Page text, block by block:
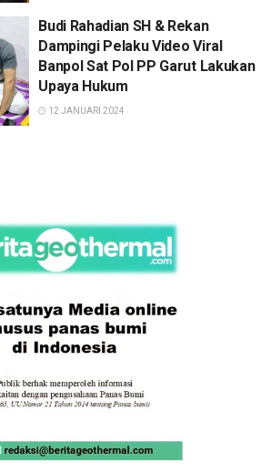
Budi Rahadian SH & Rekan
Dampingi Pelaku Video Viral
Banpol Sat Pol PP Garut Lakukan
Upaya Hukum
12 JANUARI 2024